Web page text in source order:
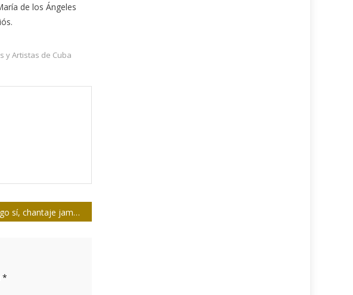
de los Ángeles
y Artistas de Cuba
Diálogo sí, chantaje jamás
*